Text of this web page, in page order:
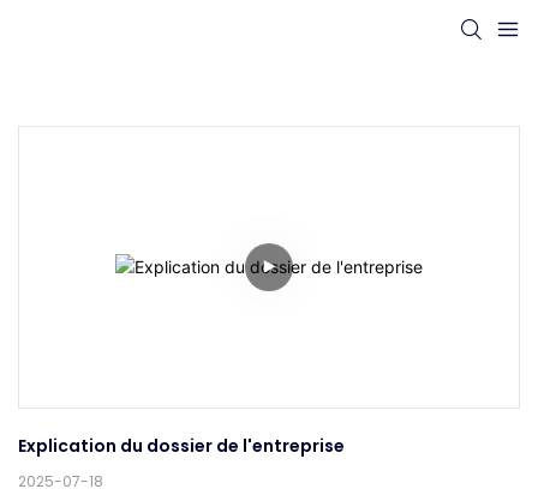
Explication du dossier de l'entreprise
2025-07-18